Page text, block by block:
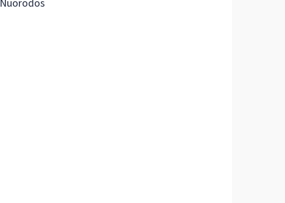
Nuorodos